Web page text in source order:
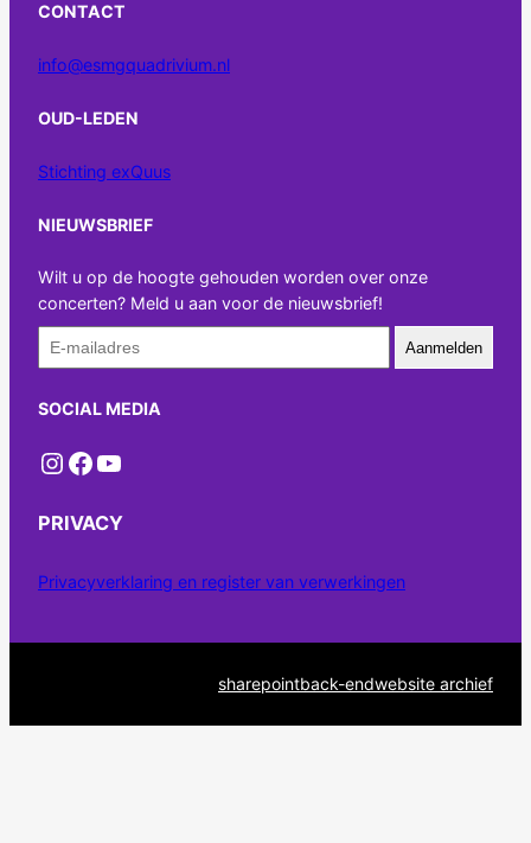
CONTACT
info@esmgquadrivium.nl
OUD-LEDEN
Stichting exQuus
NIEUWSBRIEF
Wilt u op de hoogte gehouden worden over onze
concerten? Meld u aan voor de nieuwsbrief!
Aanmelden
SOCIAL MEDIA
Instagram Facebook YouTube
PRIVACY
Privacyverklaring en register van verwerkingen
sharepointback-endwebsite archief